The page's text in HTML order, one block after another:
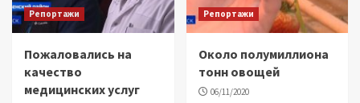
Репортажи
Пожаловались на
качество
медицинских услуг
Репортажи
Около полумиллиона
тонн овощей
06/11/2020